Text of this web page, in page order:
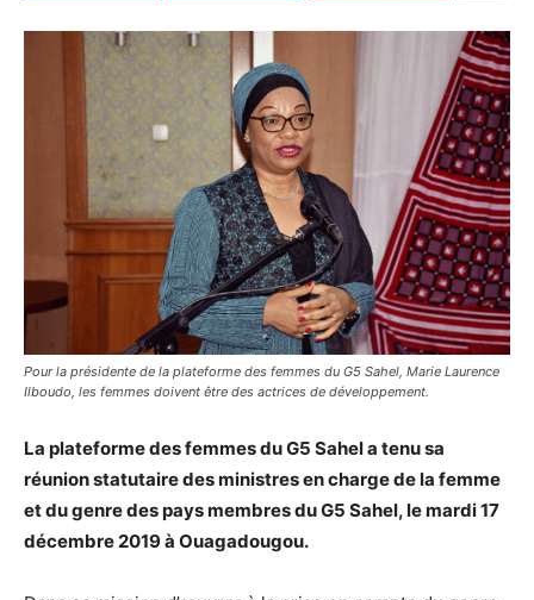
Pour la présidente de la plateforme des femmes du G5 Sahel, Marie Laurence
Ilboudo, les femmes doivent être des actrices de développement.
La plateforme des femmes du G5 Sahel a tenu sa
réunion statutaire des ministres en charge de la femme
et du genre des pays membres du G5 Sahel, le mardi 17
décembre 2019 à Ouagadougou.